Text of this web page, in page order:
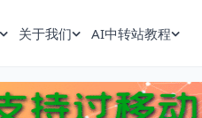
关于我们 AI中转站教程